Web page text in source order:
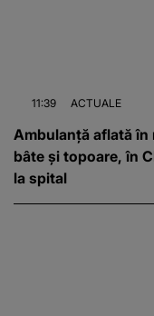
11:39 ACTUALE
Ambulanță aflată în
bâte și topoare, în Cluj. Șoferul a ajuns în
la spital